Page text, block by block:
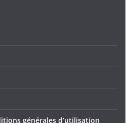
générales d’utilisation